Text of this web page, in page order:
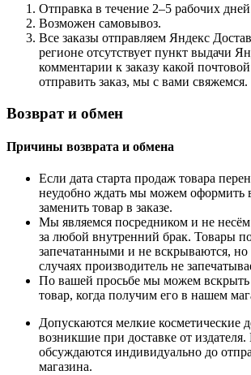
Отправка в течение 2–5 рабочих
Возможен самовывоз.
Все заказы отправляем Яндекс
регионе отсутствует пункт выдачи
комментарии к заказу какой
отправить заказ, мы с вами свяжемся.
Возврат и обмен
Причины возврата и обмена
Если дата старта продаж товара
неудобно ждать мы можем оформить
заменить товар в заказе.
Мы являемся посредником и не несём
за любой внутренний брак. Товары
запечатанными и не вскрываются, но
случаях производитель не
По вашей просьбе мы можем вскрыть
товар, когда получим его в нашем
Допускаются мелкие косметические
возникшие при доставке от
обсуждаются индивидуально до
магазина.